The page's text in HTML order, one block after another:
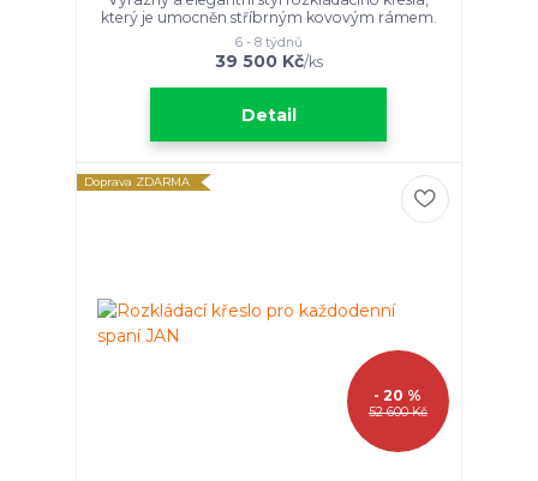
který je umocněn stříbrným kovovým rámem.
39 500 Kč/ks
6 - 8 týdnů
Detail
Doprava ZDARMA
52 600 Kč
- 20 %